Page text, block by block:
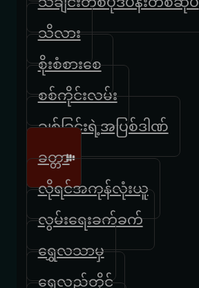
သိလား
စိုးစံစားစေ
စစ်ကိုင်းလမ်း
ချစ်ခြင်းရဲ့အပြစ်ဒါဏ်
ခတ္တာ
လိုရင်အကုန်လုံးယူ
လွမ်းရေးခက်ခက်
ရွှေလသာမှ
ရွှေလည်တိုင်